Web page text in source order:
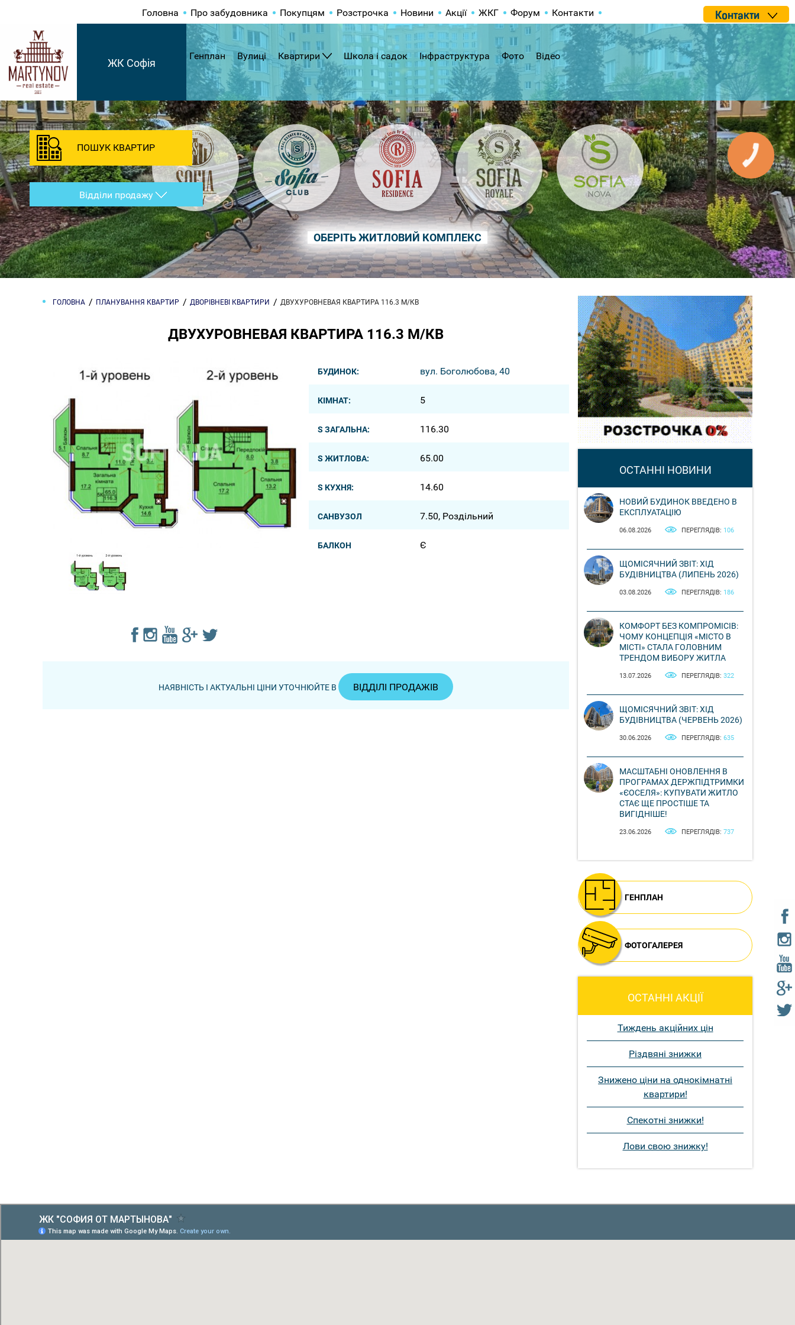
ОБЕРІТЬ ЖИТЛОВИЙ КОМПЛЕКС
Головна Про забудовника Покупцям Розстрочка Новини Акції ЖКГ Форум Контакти Контакти
ЖК Софія
Генплан Вулиці Квартири Школа і садок Інфраструктура Фото Відео
ПОШУК КВАРТИР
Відділи продажу
ГОЛОВНА ПЛАНУВАННЯ КВАРТИР ДВОРІВНЕВІ КВАРТИРИ ДВУХУРОВНЕВАЯ КВАРТИРА 116.3 М/КВ
ДВУХУРОВНЕВАЯ КВАРТИРА 116.3 М/КВ
БУДИНОК: вул. Боголюбова, 40
КІМНАТ: 5
S ЗАГАЛЬНА: 116.30
S ЖИТЛОВА: 65.00
S КУХНЯ: 14.60
САНВУЗОЛ 7.50, Роздільний
БАЛКОН Є
НАЯВНІСТЬ І АКТУАЛЬНІ ЦІНИ УТОЧНЮЙТЕ В ВІДДІЛІ ПРОДАЖІВ
ОСТАННІ НОВИНИ
НОВИЙ БУДИНОК ВВЕДЕНО В
ЕКСПЛУАТАЦІЮ
06.08.2026 ПЕРЕГЛЯДІВ: 106
ЩОМІСЯЧНИЙ ЗВІТ: ХІД
БУДІВНИЦТВА (ЛИПЕНЬ 2026)
03.08.2026 ПЕРЕГЛЯДІВ: 186
КОМФОРТ БЕЗ КОМПРОМІСІВ:
ЧОМУ КОНЦЕПЦІЯ «МІСТО В
МІСТІ» СТАЛА ГОЛОВНИМ
ТРЕНДОМ ВИБОРУ ЖИТЛА
13.07.2026 ПЕРЕГЛЯДІВ: 322
ЩОМІСЯЧНИЙ ЗВІТ: ХІД
БУДІВНИЦТВА (ЧЕРВЕНЬ 2026)
30.06.2026 ПЕРЕГЛЯДІВ: 635
МАСШТАБНІ ОНОВЛЕННЯ В
ПРОГРАМАХ ДЕРЖПІДТРИМКИ
«ЄОСЕЛЯ»: КУПУВАТИ ЖИТЛО
СТАЄ ЩЕ ПРОСТІШЕ ТА
ВИГІДНІШЕ!
23.06.2026 ПЕРЕГЛЯДІВ: 737
ГЕНПЛАН
ФОТОГАЛЕРЕЯ
ОСТАННІ АКЦІЇ
Тиждень акційних цін
Різдвяні знижки
Знижено ціни на однокімнатні
квартири!
Спекотні знижки!
Лови свою знижку!